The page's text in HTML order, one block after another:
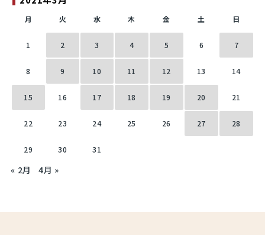
月 火 水 木 金 土 日
1 2 3 4 5 6 7
8 9 10 11 12 13 14
15 16 17 18 19 20 21
22 23 24 25 26 27 28
29 30 31
« 2月 4月 »